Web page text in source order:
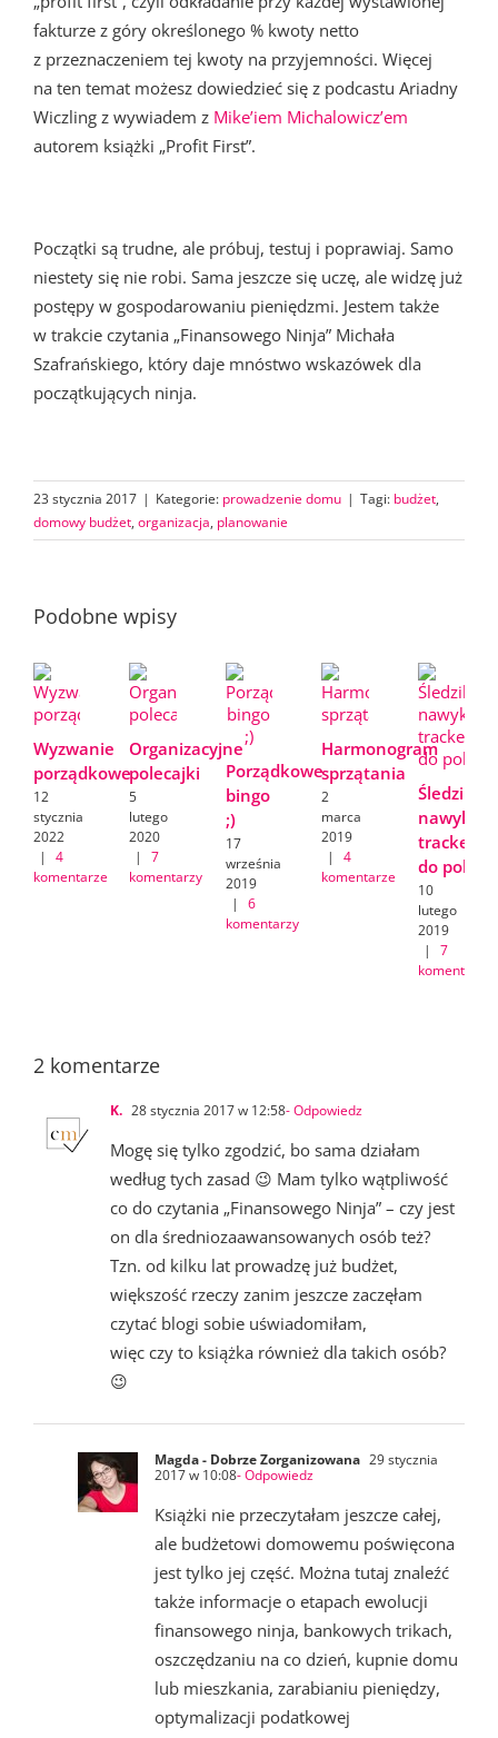
fakturze z góry określonego % kwoty netto
z przeznaczeniem tej kwoty na przyjemności. Więcej
na ten temat możesz dowiedzieć się z podcastu Ariadny
Wiczling z wywiadem z Mike’iem Michalowicz’em
autorem książki „Profit First”.
Początki są trudne, ale próbuj, testuj i poprawiaj. Samo
niestety się nie robi. Sama jeszcze się uczę, ale widzę już
postępy w gospodarowaniu pieniędzmi. Jestem także
w trakcie czytania „Finansowego Ninja” Michała
Szafrańskiego, który daje mnóstwo wskazówek dla
początkujących ninja.
23 stycznia 2017 | Kategorie: prowadzenie domu | Tagi: budżet,
domowy budżet, organizacja, planowanie
Podobne wpisy
Wyzwanie
porządkowe
12
stycznia
2022
|
4
komentarze
Organizacyjne
polecajki
5
lutego
2020
|
7
komentarzy
Porządkowe
bingo
;)
17
września
2019
|
6
komentarzy
Harmonogram
sprzątania
2
marca
2019
|
4
komentarze
Śledzik
tracker
do
10
lutego
2019
|
7
komentarzy
2 komentarze
K. 28 stycznia 2017 w 12:58- Odpowiedz
Mogę się tylko zgodzić, bo sama działam
według tych zasad 😉 Mam tylko wątpliwość
co do czytania „Finansowego Ninja” – czy jest
on dla średniozaawansowanych osób też?
Tzn. od kilku lat prowadzę już budżet,
większość rzeczy zanim jeszcze zaczęłam
czytać blogi sobie uświadomiłam,
więc czy to książka również dla takich osób?
😉
Magda - Dobrze Zorganizowana 29 stycznia
2017 w 10:08- Odpowiedz
Książki nie przeczytałam jeszcze całej,
ale budżetowi domowemu poświęcona
jest tylko jej część. Można tutaj znaleźć
także informacje o etapach ewolucji
finansowego ninja, bankowych trikach,
oszczędzaniu na co dzień, kupnie domu
lub mieszkania, zarabianiu pieniędzy,
optymalizacji podatkowej